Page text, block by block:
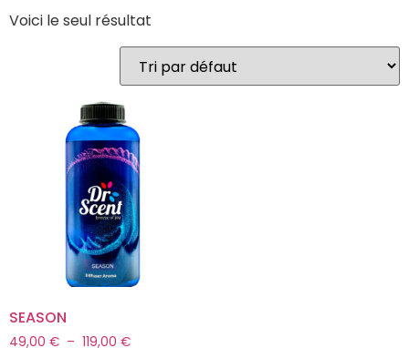
Voici le seul résultat
SEASON
49,00 € – 119,00 €